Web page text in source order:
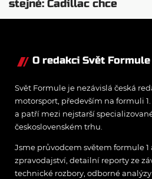
stejné: Cadillac chce
posouvat hranice
O redakci Svět Formule
Svět Formule je nezávislá česká
motorsport, především na formuli 1.
a patří mezi nejstarší
československém trhu.
Jsme průvodcem světem formule
zpravodajství, detailní reporty ze
technické rozbory, odborné